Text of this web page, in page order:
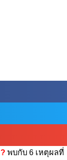
พบกับ 6 เหตุผลที่